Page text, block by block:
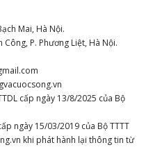
Mai, Hà Nội.
P. Phương Liệt, Hà Nội.
cấp ngày 13/8/2025 của Bộ
ngày 15/03/2019 của Bộ TTTT
khi phát hành lại thông tin từ